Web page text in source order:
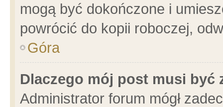
mogą być dokończone i
powrócić do kopii roboczej,
Góra
Dlaczego mój post musi być
Administrator forum mógł